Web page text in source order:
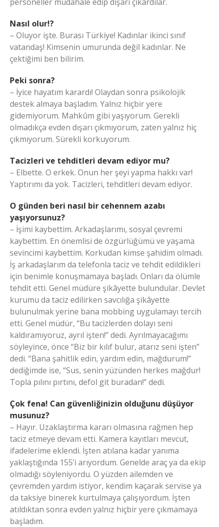
Nasıl olur!?
– Oluyor işte. Burası Türkiye! Kadınlar ikinci sınıf
vatandaş! Kimsenin umurunda değil kadınlar. Ne
çektiğimi ben bilirim.
Peki sonra?
– İyice hayatım karardı! Olaydan sonra psikolojik
destek almaya başladım. Yalnız hiçbir yere
gidemiyorum. Mahkûm gibi yaşıyorum. Gerekli
olmadıkça evden dışarı çıkmıyorum, zaten yalnız hiç
çıkmıyorum. Sürekli korkuyorum.
Tacizleri ve tehditleri devam ediyor mu?
– Elbette. O erkek. Onun her şeyi yapma hakkı var!
Yaptırımı da yok. Tacizleri, tehditleri devam ediyor.
O günden beri nasıl bir cehennem azabı
yaşıyorsunuz?
– İşimi kaybettim. Arkadaşlarımı, sosyal çevremi
kaybettim. En önemlisi de özgürlüğümü ve yaşama
sevincimi kaybettim. Korkudan kimse şahidim olmadı.
İş arkadaşlarım da telefonla taciz ve tehdit edildikleri
için benimle konuşmamaya başladı. Onları da ölümle
tehdit etti. Genel müdüre şikâyette bulundular. Devlet
kurumu da taciz edilirken savcılığa şikâyette
bulunulmak yerine bana mobbing uygulamayı tercih
etti. Genel müdür, “Bu tacizlerden dolayı seni
kaldıramıyoruz, ayrıl işten!” dedi. Ayrılmayacağımı
söyleyince, önce “Biz bir kılıf bulur, atarız seni işten”
dedi. “Bana şahitlik edin, yardım edin, mağdurum!”
dediğimde ise, “Sus, senin yüzünden herkes mağdur!
Topla pılını pırtını, defol git buradan!” dedi.
Çok fena! Can güvenliğinizin olduğunu düşüyor
musunuz?
– Hayır. Uzaklaştırma kararı olmasına rağmen hep
taciz etmeye devam etti. Kamera kayıtları mevcut,
ifadelerime eklendi. İşten atılana kadar yanıma
yaklaştığında 155’i arıyordum. Genelde araç ya da ekip
olmadığı söyleniyordu. O yüzden ailemden ve
çevremden yardım istiyor, kendim kaçarak servise ya
da taksiye binerek kurtulmaya çalışıyordum. İşten
atıldıktan sonra evden yalnız hiçbir yere çıkmamaya
başladım.